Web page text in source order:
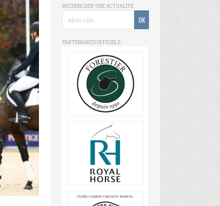
RECHERCHER UNE ACTUALITÉ
PARTENAIRES OFFICIELS